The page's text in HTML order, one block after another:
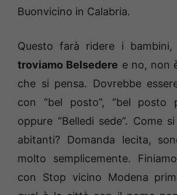
Buonvicino in Calabria.
Questo farà ridere i bambini,
troviamo Belsedere e no, non
che si pensa. Dovrebbe
con “bel posto”, “bel posto
oppure “Belledi sede”. Come
abitanti? Domanda lecita,
molto semplicemente.
con Stop vicino Modena